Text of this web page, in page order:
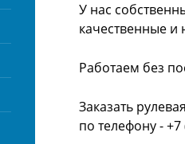
У нас
качественные и
Работаем без
Заказать
по телефону -